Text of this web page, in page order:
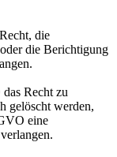
die
die Berichtigung
Recht zu
gelöscht werden,
eine